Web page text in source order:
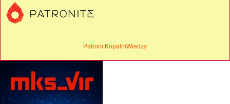
Patroni KopalniWiedzy